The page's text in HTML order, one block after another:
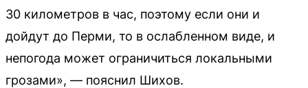
30 километров в час, поэтому если они и
дойдут до Перми, то в ослабленном виде, и
непогода может ограничиться локальными
грозами», — пояснил Шихов.